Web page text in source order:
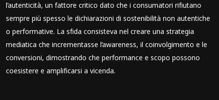
l’autenticità, un fattore critico dato che i consumatori rifiutano
sempre più spesso le dichiarazioni di sostenibilità non autentiche
o performative. La sfida consisteva nel creare una strategia
mediatica che incrementasse l’awareness, il coinvolgimento e le
conversioni, dimostrando che performance e scopo possono
coesistere e amplificarsi a vicenda.